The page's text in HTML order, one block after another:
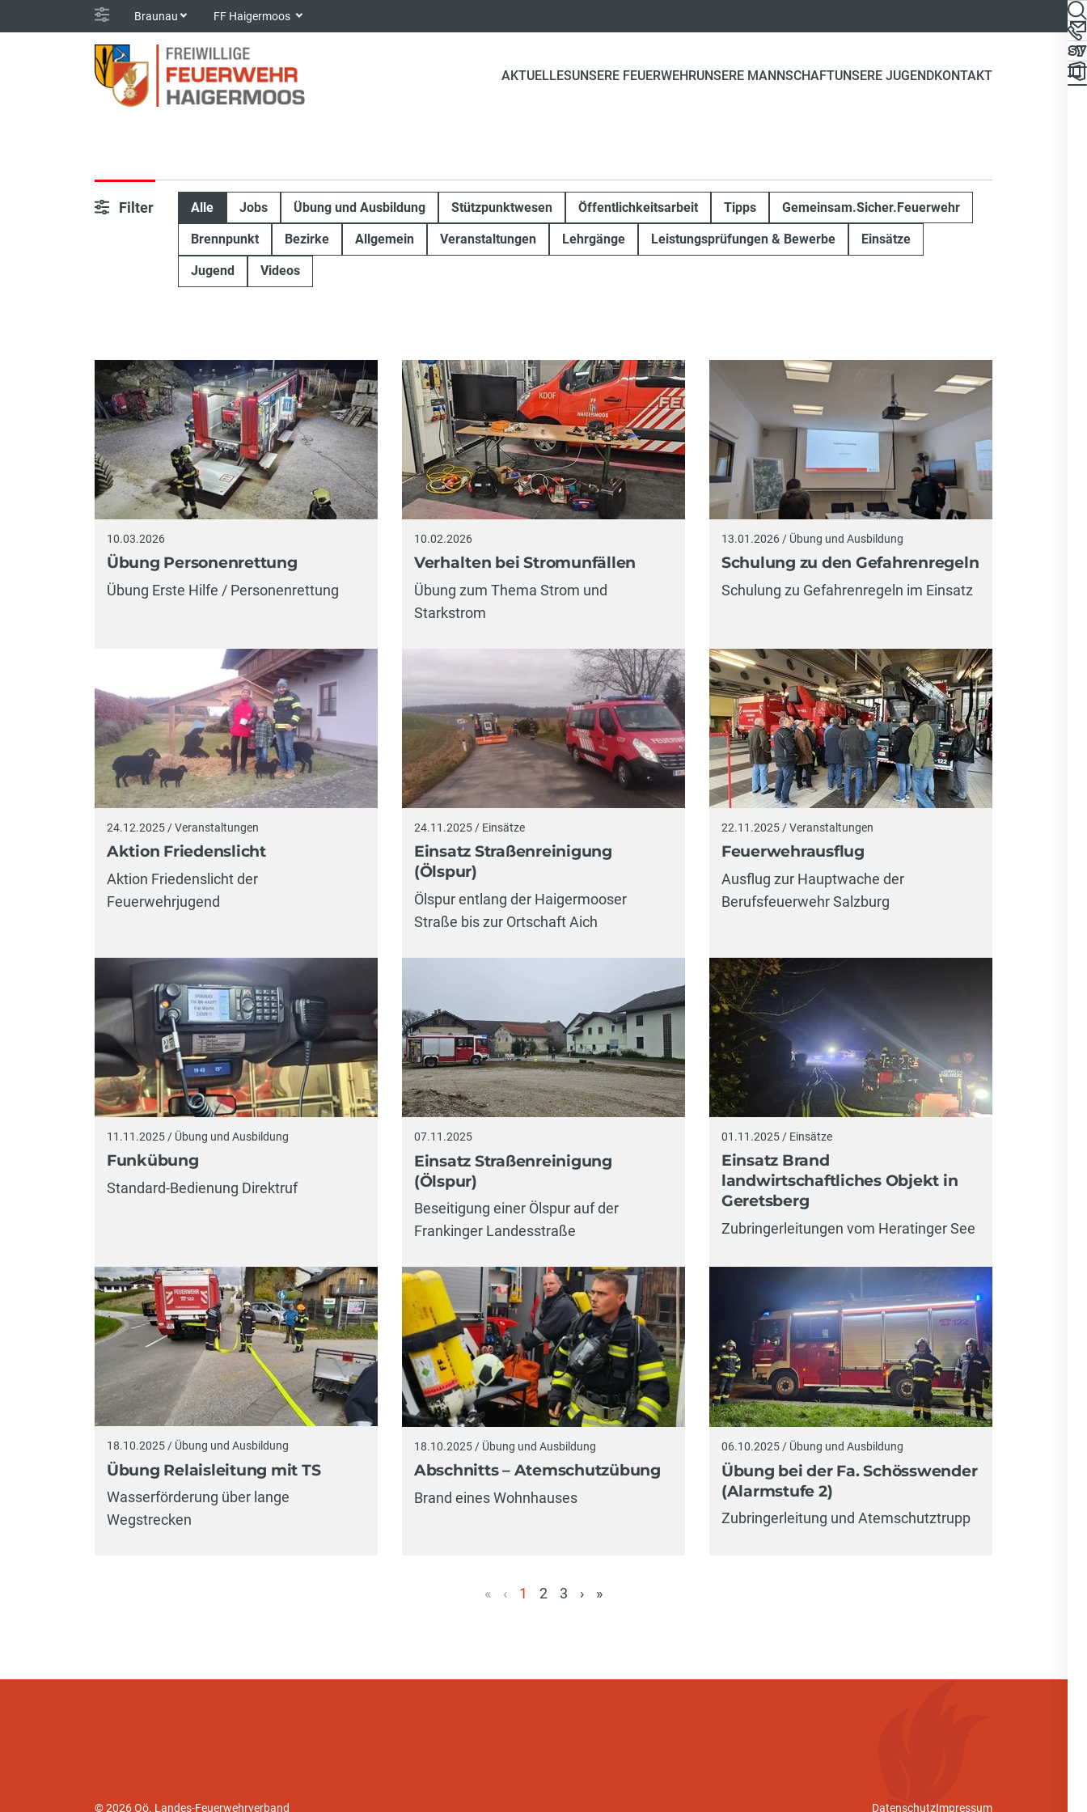
Braunau FF Haigermoos
AKTUELLESUNSERE FEUERWEHRUNSERE MANNSCHAFTUNSERE JUGENDKONTAKT
Filter Alle Jobs Übung und Ausbildung Stützpunktwesen Öffentlichkeitsarbeit Tipps Gemeinsam.Sicher.Feuerwehr
Brennpunkt Bezirke Allgemein Veranstaltungen Lehrgänge Leistungsprüfungen & Bewerbe Einsätze
Jugend Videos
10.03.2026
Übung Personenrettung
Übung Erste Hilfe / Personenrettung
10.02.2026
Verhalten bei Stromunfällen
Übung zum Thema Strom und
Starkstrom
13.01.2026 / Übung und Ausbildung
Schulung zu den Gefahrenregeln
Schulung zu Gefahrenregeln im Einsatz
24.12.2025 / Veranstaltungen
Aktion Friedenslicht
Aktion Friedenslicht der
Feuerwehrjugend
24.11.2025 / Einsätze
Einsatz Straßenreinigung
(Ölspur)
Ölspur entlang der Haigermooser
Straße bis zur Ortschaft Aich
22.11.2025 / Veranstaltungen
Feuerwehrausflug
Ausflug zur Hauptwache der
Berufsfeuerwehr Salzburg
11.11.2025 / Übung und Ausbildung
Funkübung
Standard-Bedienung Direktruf
07.11.2025
Einsatz Straßenreinigung
(Ölspur)
Beseitigung einer Ölspur auf der
Frankinger Landesstraße
01.11.2025 / Einsätze
Einsatz Brand
landwirtschaftliches Objekt in
Geretsberg
Zubringerleitungen vom Heratinger See
18.10.2025 / Übung und Ausbildung
Übung Relaisleitung mit TS
Wasserförderung über lange
Wegstrecken
18.10.2025 / Übung und Ausbildung
Abschnitts – Atemschutzübung
Brand eines Wohnhauses
06.10.2025 / Übung und Ausbildung
Übung bei der Fa. Schösswender
(Alarmstufe 2)
Zubringerleitung und Atemschutztrupp
« ‹
1
2 3 › »
© 2026 Oö. Landes-Feuerwehrverband DatenschutzImpressum